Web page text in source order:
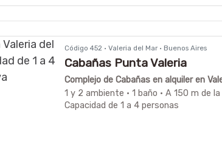
Código 452 · Valeria del Mar · Buenos Aires
Cabañas Punta Valeria
Complejo de Cabañas en alquiler en
1 y 2 ambiente · 1 baño · A 150 m de
Capacidad de 1 a 4 personas